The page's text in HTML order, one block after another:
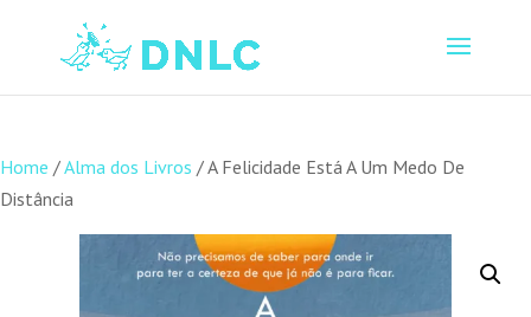
Home /Alma dos Livros / A Felicidade Está A Um Medo De
Distância